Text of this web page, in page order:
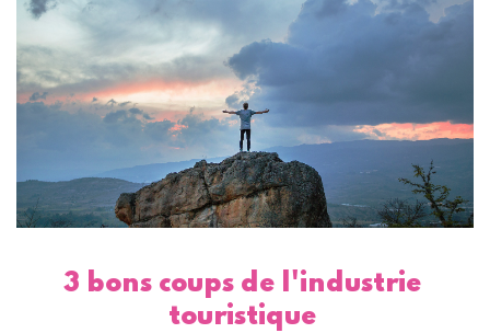
3 bons coups de l'industrie
touristique